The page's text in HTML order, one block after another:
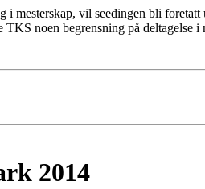
i mesterskap, vil seedingen bli
TKS noen begrensning på deltagelse i
2014